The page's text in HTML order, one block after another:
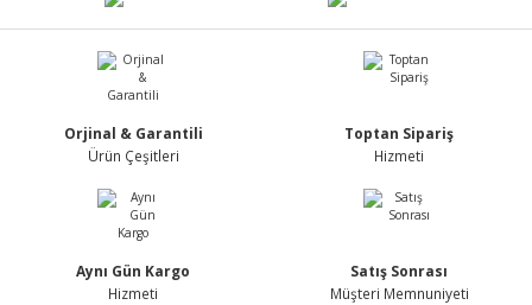
Orjinal & Garantili
Ürün Çeşitleri
Toptan Sipariş
Hizmeti
Aynı Gün Kargo
Hizmeti
Satış Sonrası
Müşteri Memnuniyeti